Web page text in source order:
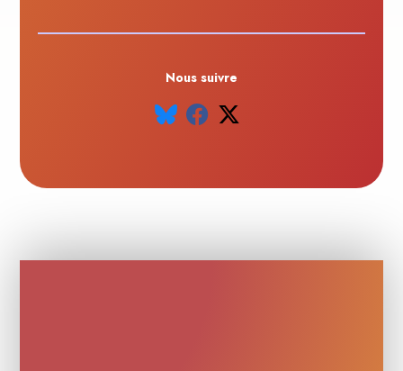
Nous suivre